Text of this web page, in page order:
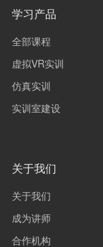
学习产品
全部课程
虚拟VR实训
仿真实训
实训室建设
关于我们
关于我们
成为讲师
合作机构